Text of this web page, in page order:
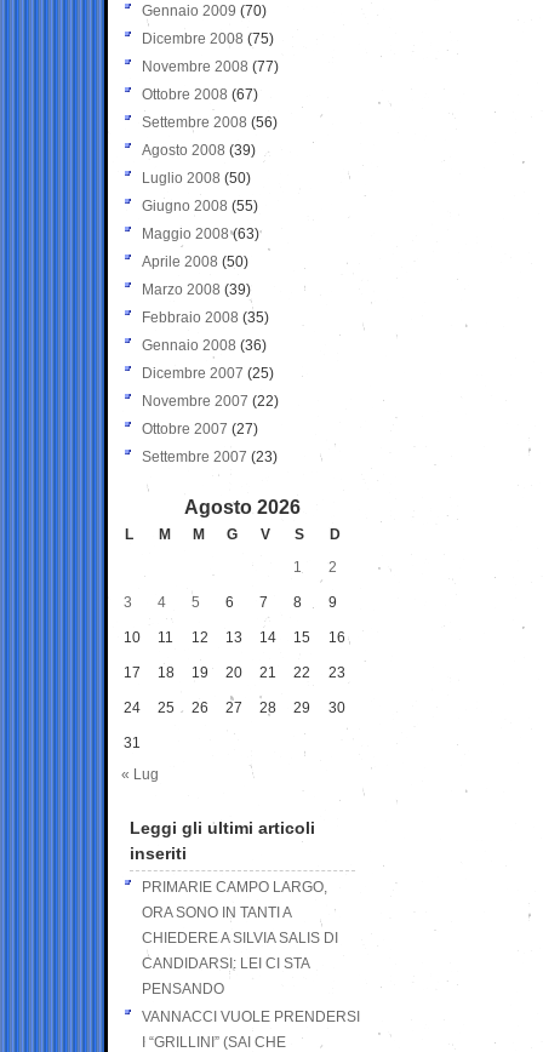
Gennaio 2009 (70)
Dicembre 2008 (75)
Novembre 2008 (77)
Ottobre 2008 (67)
Settembre 2008 (56)
Agosto 2008 (39)
Luglio 2008 (50)
Giugno 2008 (55)
Maggio 2008(63)
Aprile 2008 (50)
Marzo 2008 (39)
Febbraio 2008 (35)
Gennaio 2008 (36)
Dicembre 2007 (25)
Novembre 2007 (22)
Ottobre 2007 (27)
Settembre 2007 (23)
Agosto 2026
L M M G V S
D
1
2
3 4 5 6 7 8 9
10 11 12 13 14 15 16
17 18 19 20 21 22 23
24 25 26 27 28 29 30
31
« Lug
Leggi gli ultimi articoli
inseriti
PRIMARIE CAMPO LARGO,
ORA SONO IN TANTI A
CHIEDERE A SILVIA SALIS DI
CANDIDARSI: LEI CI STA
PENSANDO
VANNACCI VUOLE PRENDERSI
I “GRILLINI” (SAI CHE